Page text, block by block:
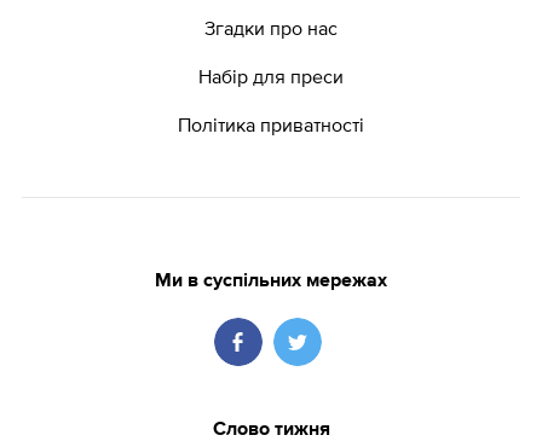
Згадки про нас
Набір для преси
Політика приватності
Ми в суспільних мережах
Слово тижня